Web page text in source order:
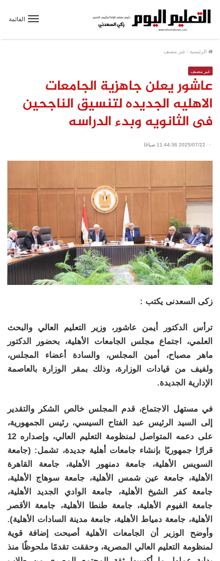
القائمة
الرئيسية / غير مصنف
غير مصنف
عاشور يعلن جاهزية الجامعات
الاهليه الجديده لتنسيق الناجحين
فى الثانويه وبدء الدراسه
2025/07/22 11:44:36 صباحًا
زكى السعدنى يكتب :
ترأس الدكتور أيمن عاشور، وزير التعليم العالي والبحث
العلمي، اجتماع مجلس الجامعات الأهلية، بحضور الدكتور
ماهر مصباح، أمين المجلس، والسادة أعضاء المجلس،
ولفيف من قيادات الوزارة، وذلك بمقر الوزارة بالعاصمة
الإدارية الجديدة.
في مستهل الاجتماع، قدم المجلس خالص الشكر والتقدير
إلى السيد الرئيس عبد الفتاح السيسي، رئيس الجمهورية،
على دعمه المتواصل لمنظومة التعليم العالي، وإصداره 12
قرارًا جمهوريًا بإنشاء جامعات أهلية جديدة، تشمل: (جامعة
السويس الأهلية، جامعة دمنهور الأهلية، جامعة القاهرة
الأهلية، جامعة عين شمس الأهلية، جامعة سوهاج الأهلية،
جامعة كفر الشيخ الأهلية، جامعة الوادي الجديد الأهلية،
جامعة الفيوم الأهلية، جامعة طنطا الأهلية، جامعة الأقصر
الأهلية، جامعة دمياط الأهلية، جامعة مدينة السادات الأهلية).
وأوضح الوزير أن الجامعات الأهلية أصبحت إضافة قوية
لمنظومة التعليم العالي المصرية، وحققت تقدمًا ملحوظًا منذ